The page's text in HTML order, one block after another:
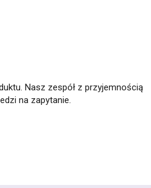
Nasz zespół z przyjemnością
na zapytanie.